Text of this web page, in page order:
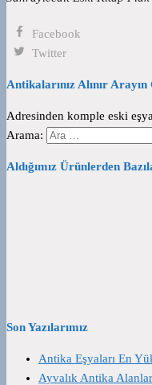
Facebook
Twitter
Antikalarınız Alınır Arayın
Adresinden komple eski
Arama:
Aldığımız Ürünlerden
Son Yazılarımız
Antika Eşyaları En
Ayvalık Antika Alanlar